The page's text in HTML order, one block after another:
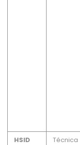
HSID Técnica